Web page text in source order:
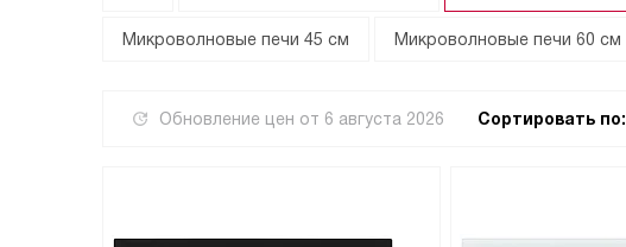
Микроволновые печи 45 см Микроволновые печи 60 см
Обновление цен от 6 августа 2026 Сортировать по: